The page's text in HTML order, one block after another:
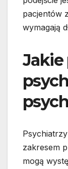
pacjentów
wymagają
Jakie
zakresem
mogą